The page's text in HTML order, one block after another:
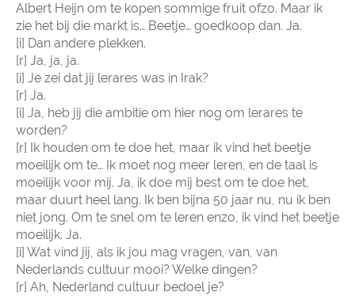
Albert Heijn om te kopen sommige fruit ofzo. Maar ik
zie het bij die markt is… Beetje… goedkoop dan. Ja.
[i] Dan andere plekken.
[r] Ja, ja, ja.
[i] Je zei dat jij lerares was in Irak?
[r] Ja.
[i] Ja, heb jij die ambitie om hier nog om lerares te
worden?
[r] Ik houden om te doe het, maar ik vind het beetje
moeilijk om te… Ik moet nog meer leren, en de taal is
moeilijk voor mij. Ja, ik doe mij best om te doe het,
maar duurt heel lang. Ik ben bijna 50 jaar nu, nu ik ben
niet jong. Om te snel om te leren enzo, ik vind het beetje
moeilijk. Ja.
[i] Wat vind jij, als ik jou mag vragen, van, van
Nederlands cultuur mooi? Welke dingen?
[r] Ah, Nederland cultuur bedoel je?